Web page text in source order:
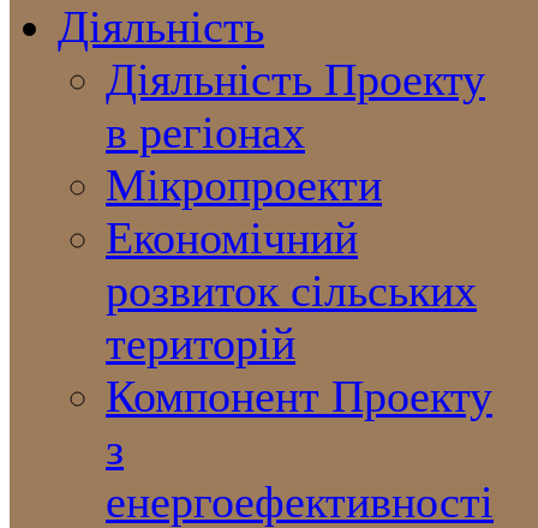
Діяльність
Діяльність Проекту
в регіонах
Мікропроекти
Економічний
розвиток сільських
територій
Компонент Проекту
з
енергоефективності